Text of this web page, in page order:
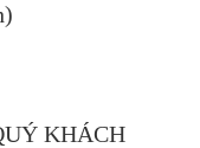
KHÁCH